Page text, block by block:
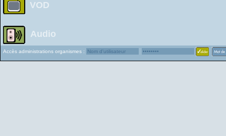
VOD
Audio
Accès administrations organismes :